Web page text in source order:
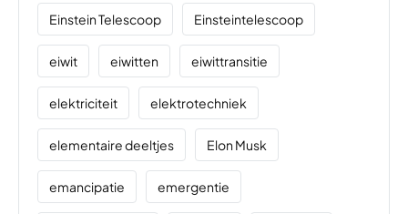
Einstein Telescoop Einsteintelescoop
eiwit eiwitten eiwittransitie
elektriciteit elektrotechniek
elementaire deeltjes Elon Musk
emancipatie emergentie